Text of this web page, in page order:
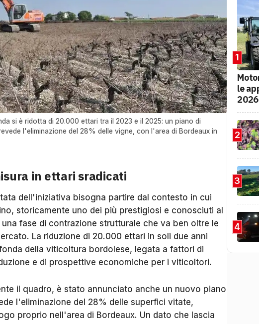
si è ridotta di 20.000 ettari tra il 2023 e il 2025: un piano di
l'eliminazione del 28% delle vigne, con l'area di Bordeaux in
in ettari sradicati
dell'iniziativa bisogna partire dal contesto in cui
storicamente uno dei più prestigiosi e conosciuti al
fase di contrazione strutturale che va ben oltre le
La riduzione di 20.000 ettari in soli due anni
della viticoltura bordolese, legata a fattori di
e di prospettive economiche per i viticoltori.
il quadro, è stato annunciato anche un nuovo piano
l'eliminazione del 28% delle superfici vitate,
proprio nell'area di Bordeaux. Un dato che lascia
1
le
2026
2
3
4